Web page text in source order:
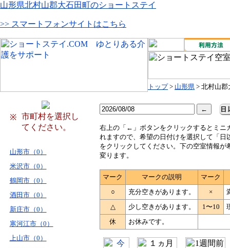
山形県北村山郡大石田町のショートステイ
>> スマートフォンサイトはこちら
トップ> 山形県 > 北村山郡
※
市町村を選択し
てください。
山形市（0）
米沢市（0）
鶴岡市（0）
酒田市（0）
新庄市（0）
寒河江市（0）
上山市（0）
右上の「←」ボタンをクリックするとミニ
れますので、希望の日付けを選択して「日
をクリックしてください。下の空室情報が
変ります。
マーク マークの説明
マーク
○
充分空きがあります。 ×
△
少し空きがあります。 1〜10
休
お休みです。